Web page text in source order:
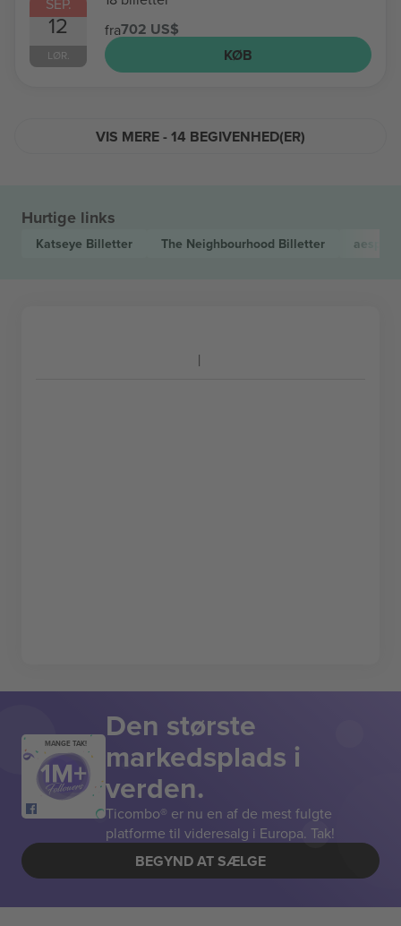
12
LØR.
fra702 US$
KØB
VIS MERE - 14 BEGIVENHED(ER)
Hurtige links
Katseye Billetter The Neighbourhood Billetter aespa
MANGE TAK! Den største
markedsplads i
verden.
Ticombo® er nu en af de mest fulgte
platforme til videresalg i Europa. Tak!
BEGYND AT SÆLGE